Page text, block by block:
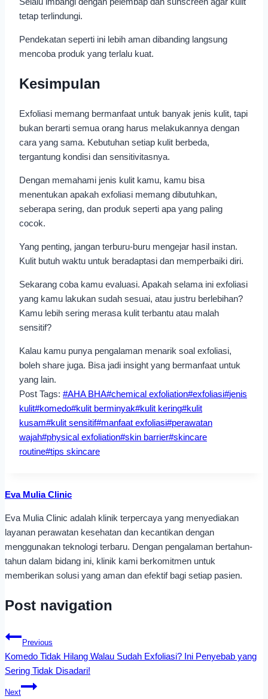
tetap terlindungi.
Pendekatan seperti ini lebih aman dibanding langsung
mencoba produk yang terlalu kuat.
Kesimpulan
Exfoliasi memang bermanfaat untuk banyak jenis kulit, tapi
bukan berarti semua orang harus melakukannya dengan
cara yang sama. Kebutuhan setiap kulit berbeda,
tergantung kondisi dan sensitivitasnya.
Dengan memahami jenis kulit kamu, kamu bisa
menentukan apakah exfoliasi memang dibutuhkan,
seberapa sering, dan produk seperti apa yang paling
cocok.
Yang penting, jangan terburu-buru mengejar hasil instan.
Kulit butuh waktu untuk beradaptasi dan memperbaiki diri.
Sekarang coba kamu evaluasi. Apakah selama ini exfoliasi
yang kamu lakukan sudah sesuai, atau justru berlebihan?
Kamu lebih sering merasa kulit terbantu atau malah
sensitif?
Kalau kamu punya pengalaman menarik soal exfoliasi,
boleh share juga. Bisa jadi insight yang bermanfaat untuk
yang lain.
Post Tags: #AHA BHA#chemical exfoliation#exfoliasi#jenis
kulit#komedo#kulit berminyak#kulit kering#kulit
kusam#kulit sensitif#manfaat exfoliasi#perawatan
wajah#physical exfoliation#skin barrier#skincare
routine#tips skincare
Eva Mulia Clinic
Eva Mulia Clinic adalah klinik terpercaya yang menyediakan
layanan perawatan kesehatan dan kecantikan dengan
menggunakan teknologi terbaru. Dengan pengalaman bertahun-
tahun dalam bidang ini, klinik kami berkomitmen untuk
memberikan solusi yang aman dan efektif bagi setiap pasien.
Post navigation
Previous
Komedo Tidak Hilang Walau Sudah Exfoliasi? Ini Penyebab yang
Sering Tidak Disadari!
Next